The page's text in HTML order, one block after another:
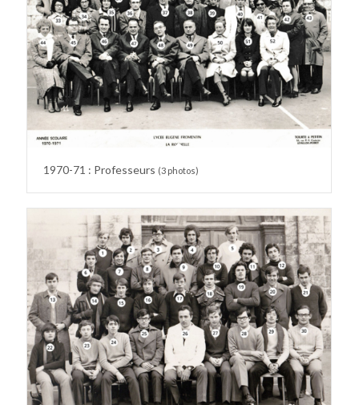
1970-71 : Professeurs (3 photos)